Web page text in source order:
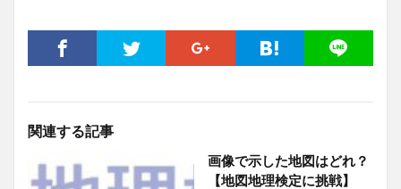
関連する記事
画像で示した地図はどれ？
【地図地理検定に挑戦】